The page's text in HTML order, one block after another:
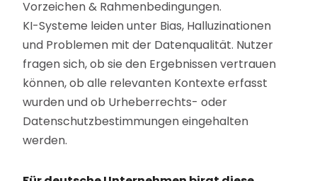
Vorzeichen & Rahmenbedingungen.
KI-Systeme leiden unter Bias, Halluzinationen
und Problemen mit der Datenqualität. Nutzer
fragen sich, ob sie den Ergebnissen vertrauen
können, ob alle relevanten Kontexte erfasst
wurden und ob Urheberrechts- oder
Datenschutzbestimmungen eingehalten
werden.